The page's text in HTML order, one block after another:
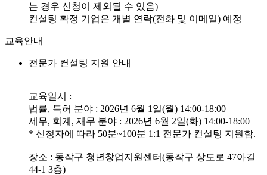
는 경우 신청이 제외될 수 있음)
컨설팅 확정 기업은 개별 연락(전화 및 이메일) 예정
교육안내
전문가 컨설팅 지원 안내
교육일시 :
법률, 특허 분야 : 2026년 6월 1일(월) 14:00-18:00
세무, 회계, 재무 분야 : 2026년 6월 2일(화) 14:00-18:00
* 신청자에 따라 50분~100분 1:1 전문가 컨설팅 지원함.
장소 : 동작구 청년창업지원센터(동작구 상도로 47아길
44-1 3층)